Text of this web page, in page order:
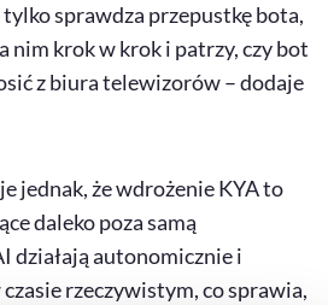
sprawdza przepustkę bota,
nim krok w krok i patrzy, czy bot
z biura telewizorów – dodaje
jednak, że wdrożenie KYA to
daleko poza samą
działają autonomicznie i
rzeczywistym, co sprawia,